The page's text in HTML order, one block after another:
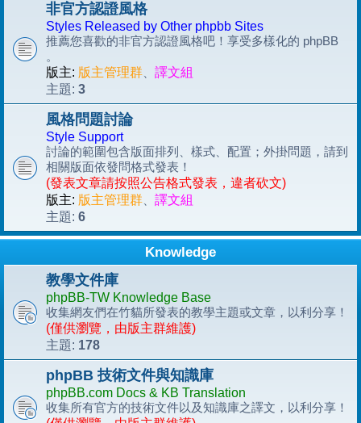
非官方認證風格
Styles Released by Other phpbb Sites
推薦您喜歡的非官方認證風格吧！享受多樣化的 phpBB
。
版主: 版主管理群
譯文組
主題: 3
風格問題討論
Style Support
討論的範圍包含版面排列、樣式、配置；外掛問題，請到
相關版面依發問格式發表！
(發表文章請按照公告格式發表，違者砍文)
版主: 版主管理群
譯文組
主題: 6
Knowledge
教學文件庫
phpBB-TW Knowledge Base
收集網友們在竹貓所發表的教學主題或文章，以利分享！
(僅供瀏覽，由版主群維護)
主題: 178
phpBB 技術文件與知識庫
phpBB.com Docs & KB Translation
收集所有官方的技術文件以及知識庫之譯文，以利分享！